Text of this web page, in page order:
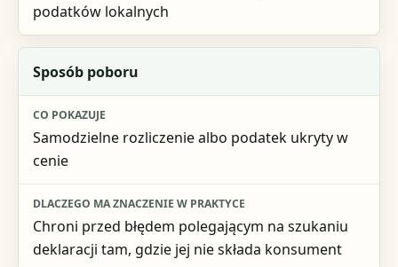
podatków lokalnych
Sposób poboru
Samodzielne rozliczenie albo podatek ukryty w
cenie
Chroni przed błędem polegającym na szukaniu
deklaracji tam, gdzie jej nie składa konsument